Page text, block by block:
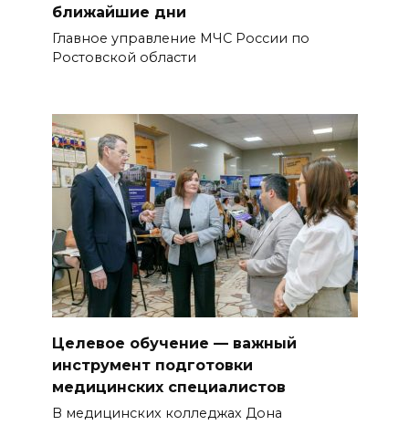
ближайшие дни
Главное управление МЧС России по
Ростовской области
Целевое обучение — важный
инструмент подготовки
медицинских специалистов
В медицинских колледжах Дона